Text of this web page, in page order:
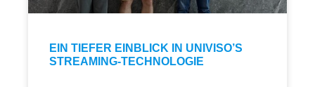
EIN TIEFER EINBLICK IN UNIVISO’S
STREAMING-TECHNOLOGIE